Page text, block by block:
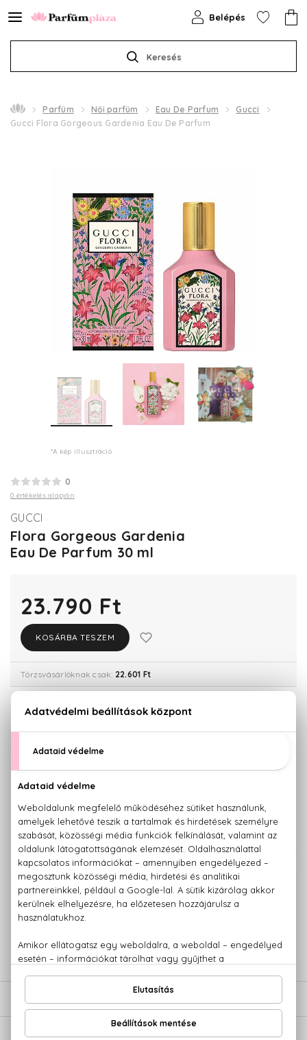
Keresés
Belépés
Parfüm Női parfüm Eau De Parfum
Gucci
Gucci Flora Gorgeous Gardenia Eau De Parfum
*A kép illusztráció
0
0 értékelés alapján
GUCCI
Flora Gorgeous Gardenia
Eau De Parfum 30 ml
23.790 Ft
KOSÁRBA TESZEM
Törzsvásárlóknak csak: 22.601 Ft
KISZERELÉS KIVÁLASZTÁSA
30 ml
23.790 Ft
50 ml
34.030 Ft
KAPCSOLÓDÓ TERMÉKEK
100% eredeti termékek,14 napos visszaküldési garanciával
779 1926
ÉRTÉKELÉSEK (0)